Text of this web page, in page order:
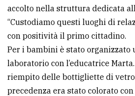
accolto nella struttura dedicata
“Custodiamo questi luoghi di
con positività il primo cittadino.
Per i bambini è stato organizzato
laboratorio con l’educatrice
riempito delle bottigliette di vetro
precedenza era stato colorato